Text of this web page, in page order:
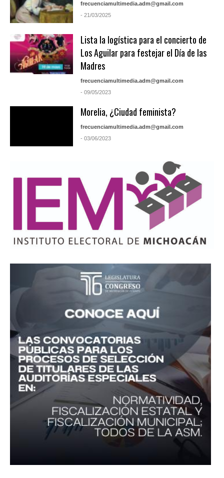
frecuenciamultimedia.adm@gmail.com
- 21/03/2025
Lista la logística para el concierto de
Los Aguilar para festejar el Día de las
Madres
frecuenciamultimedia.adm@gmail.com
- 09/05/2023
Morelia, ¿Ciudad feminista?
frecuenciamultimedia.adm@gmail.com
- 03/06/2023